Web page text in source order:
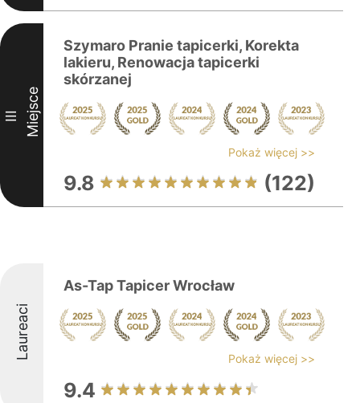
III Miejsce
Szymaro Pranie tapicerki, Korekta
lakieru, Renowacja tapicerki
skórzanej
Pokaż więcej >>
9.8 (122)
Laureaci
As-Tap Tapicer Wrocław
Pokaż więcej >>
9.4